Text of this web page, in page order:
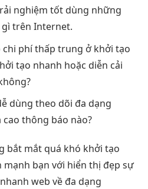
nghiệm tốtdùng những
gì trên Internet.
chi phí thấp trung ởkhởi tạo
tạo nhanh hoặc diễn cải
dùng theo dõi đa dạng
cao thông báo nào?
bắt mắt quá khó khởi tạo
mạnh bạn với hiển thị đẹp sự
nhanh web về đa dạng